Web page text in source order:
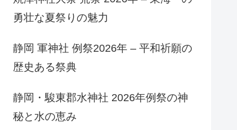
勇壮な夏祭りの魅力
静岡 軍神社 例祭2026年 – 平和祈願の
歴史ある祭典
静岡・駿東郡水神社 2026年例祭の神
秘と水の恵み